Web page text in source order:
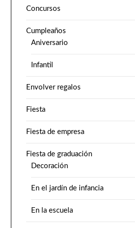
Concursos
Cumpleaños
Aniversario
Infantil
Envolver regalos
Fiesta
Fiesta de empresa
Fiesta de graduación
Decoración
En el jardín de infancia
En la escuela